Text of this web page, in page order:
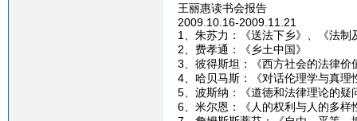
王丽惠读书会报告
2009.10.16-2009.11.21
1、朱苏力：《送法下乡》、《法制
2、费孝通：《乡土中国》
3、彼得斯坦：《西方社会的法律价
4、哈贝马斯：《对话伦理学与真理
5、波斯纳：《道德和法律理论的疑
6、米尔恩：《人的权利与人的多样